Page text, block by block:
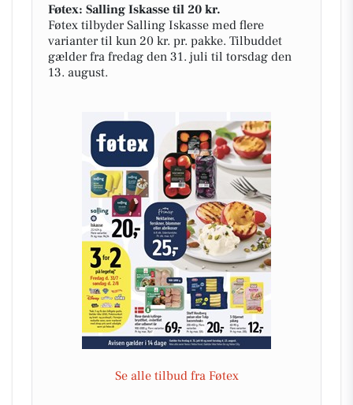
Føtex: Salling Iskasse til 20 kr.
Føtex tilbyder Salling Iskasse med flere
varianter til kun 20 kr. pr. pakke. Tilbuddet
gælder fra fredag den 31. juli til torsdag den
13. august.
Se alle tilbud fra Føtex